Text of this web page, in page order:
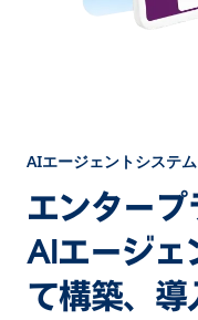
AIエージェントシステム
エンター
AIエージェ
て構築、導